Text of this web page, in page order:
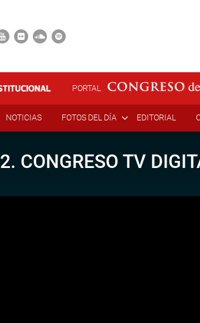
PORTAL
NOTICIAS FOTOS DEL DÍA EDITORIAL
2. CONGRESO TV